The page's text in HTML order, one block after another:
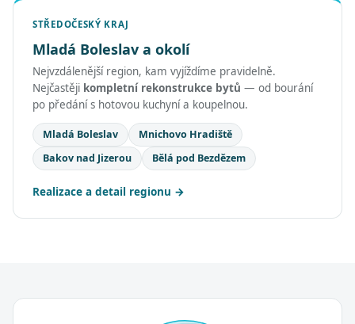
STŘEDOČESKÝ KRAJ
Mladá Boleslav a okolí
Nejvzdálenější region, kam vyjíždíme pravidelně.
Nejčastěji kompletní rekonstrukce bytů — od bourání
po předání s hotovou kuchyní a koupelnou.
Mladá Boleslav
Mnichovo Hradiště
Bakov nad Jizerou
Bělá pod Bezdězem
Realizace a detail regionu